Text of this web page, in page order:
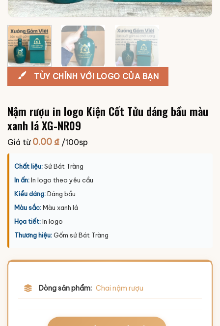
TÙY CHỈNH VỚI LOGO CỦA BẠN
Nậm rượu in logo Kiện Cốt Tửu dáng bầu màu
xanh lá XG-NR09
Giá từ 0.00₫ /100sp
Chất liệu:Sứ Bát Tràng
In ấn:In logo theo yêu cầu
Kiểu dáng:Dáng bầu
Màu sắc:Màu xanh lá
Họa tiết:In logo
Thương hiệu:Gốm sứ Bát Tràng
Dòng sản phẩm: Chai nậm rượu